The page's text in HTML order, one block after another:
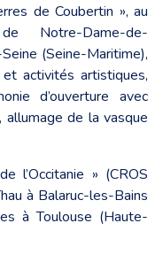
de Coubertin », au
Notre-Dame-de-
(Seine-Maritime),
activités artistiques,
d’ouverture avec
de la vasque
l’Occitanie » (CROS
à Balaruc-les-Bains
à Toulouse (Haute-